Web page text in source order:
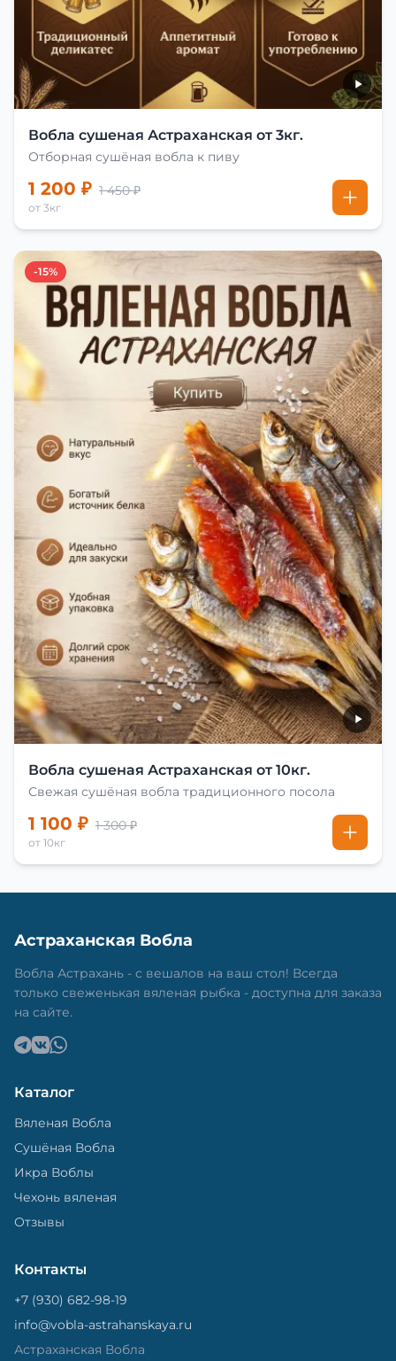
Вобла сушеная Астраханская от 3кг.
Отборная сушёная вобла к пиву
1 200 ₽ 1 450 ₽
от 3кг
-15%
Вобла сушеная Астраханская от 10кг.
Свежая сушёная вобла традиционного посола
1 100 ₽ 1 300 ₽
от 10кг
Астраханская Вобла
Вобла Астрахань - с вешалов на ваш стол! Всегда
только свеженькая вяленая рыбка - доступна для заказа
на сайте.
Каталог
Вяленая Вобла
Сушёная Вобла
Икра Воблы
Чехонь вяленая
Отзывы
Контакты
+7 (930) 682-98-19
info@vobla-astrahanskaya.ru
Астраханская Вобла